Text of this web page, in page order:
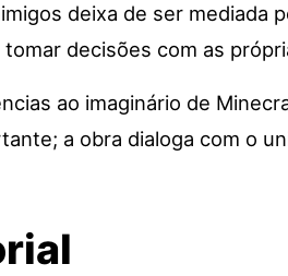
deixa de ser mediada
decisões com as
ao imaginário de
a obra dialoga com o